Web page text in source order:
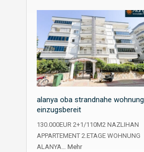
alanya oba strandnahe wohnung
einzugsbereit
130.000EUR 2+1/110M2 NAZLIHAN
APPARTEMENT 2.ETAGE WOHNUNG
ALANYA… Mehr